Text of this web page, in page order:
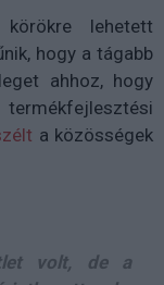
lehetett
hogy a tágabb
ahhoz, hogy
a közösségek
volt, de a